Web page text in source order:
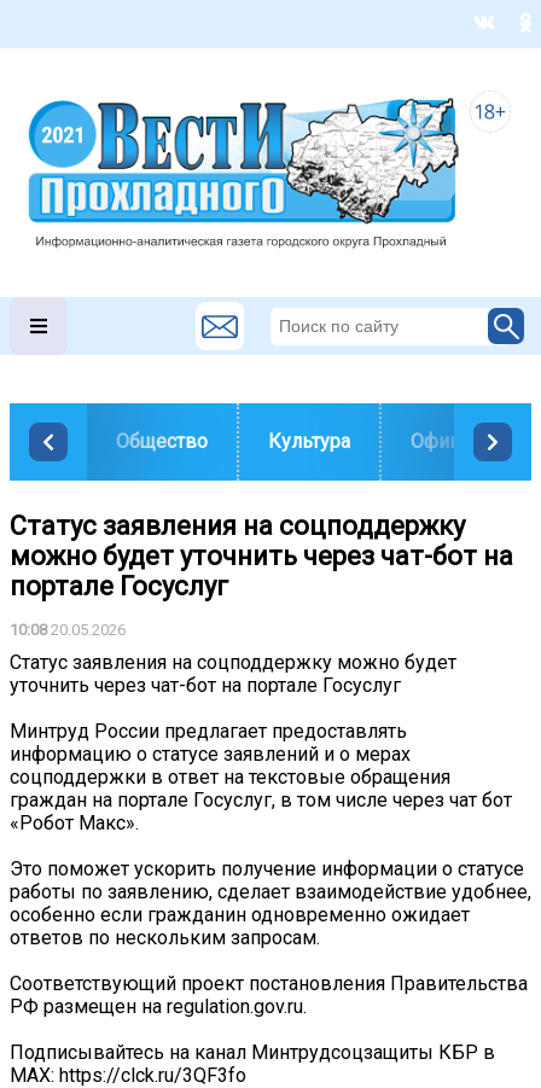
Общество Культура Официально
Статус заявления на соцподдержку
можно будет уточнить через чат-бот на
портале Госуслуг
10:0820.05.2026
Статус заявления на соцподдержку можно будет
уточнить через чат-бот на портале Госуслуг
Минтруд России предлагает предоставлять
информацию о статусе заявлений и о мерах
соцподдержки в ответ на текстовые обращения
граждан на портале Госуслуг, в том числе через чат бот
«Робот Макс».
Это поможет ускорить получение информации о статусе
работы по заявлению, сделает взаимодействие удобнее,
особенно если гражданин одновременно ожидает
ответов по нескольким запросам.
Соответствующий проект постановления Правительства
РФ размещен на regulation.gov.ru.
Подписывайтесь на канал Минтрудсоцзащиты КБР в
МАХ: https://clck.ru/3QF3fo